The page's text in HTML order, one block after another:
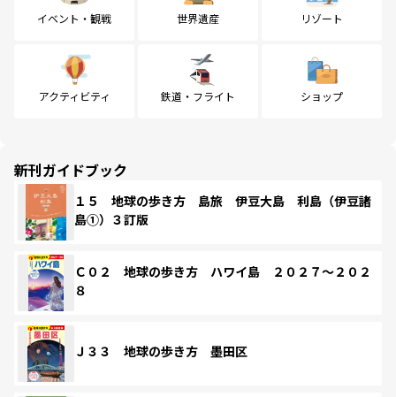
イベント・観戦 世界遺産 リゾート
アクティビティ 鉄道・フライト ショップ
新刊ガイドブック
１５ 地球の歩き方 島旅 伊豆大島 利島（伊豆諸
島①）３訂版
Ｃ０２ 地球の歩き方 ハワイ島 ２０２７～２０２
８
Ｊ３３ 地球の歩き方 墨田区